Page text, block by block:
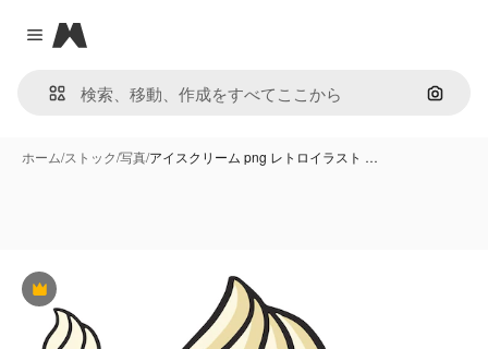
Close menu
Magnific
画像で
ホーム/ストック/写真/アイスクリーム png レトロイラスト …
Premium